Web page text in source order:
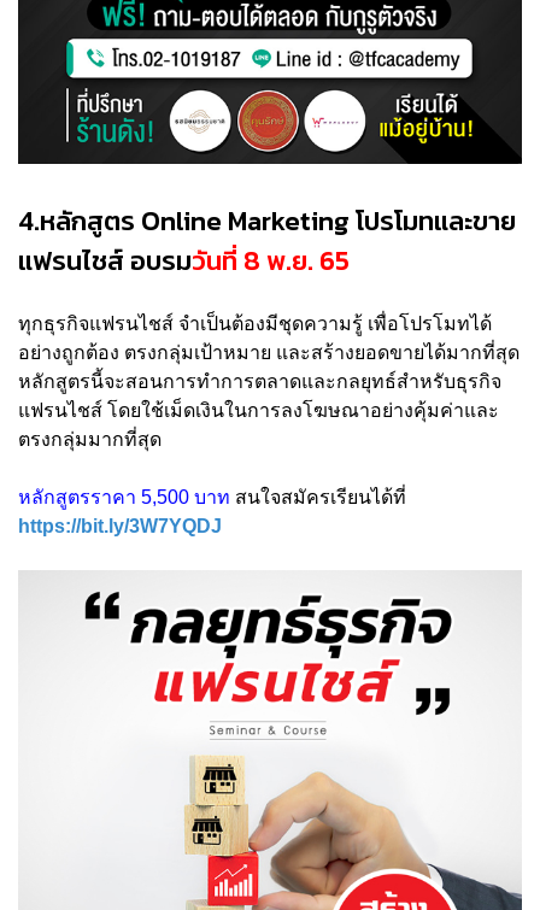
4.หลักสูตร Online Marketing โปรโมทและขาย
แฟรนไชส์ อบรมวันที่ 8 พ.ย. 65
ทุกธุรกิจแฟรนไชส์ จำเป็นต้องมีชุดความรู้ เพื่อโปรโมทได้
อย่างถูกต้อง ตรงกลุ่มเป้าหมาย และสร้างยอดขายได้มากที่สุด
หลักสูตรนี้จะสอนการทำการตลาดและกลยุทธ์สำหรับธุรกิจ
แฟรนไชส์ โดยใช้เม็ดเงินในการลงโฆษณาอย่างคุ้มค่าและ
ตรงกลุ่มมากที่สุด
หลักสูตรราคา 5,500 บาท สนใจสมัครเรียนได้ที่
https://bit.ly/3W7YQDJ